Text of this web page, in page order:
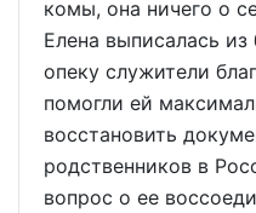
комы, она ничего о
Елена выписалась
опеку служители
помогли ей
восстановить
родственников в
вопрос о ее